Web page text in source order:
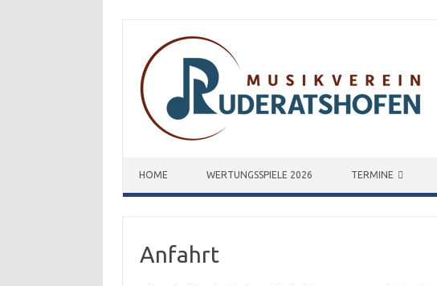
HOME WERTUNGSSPIELE 2026 TERMINE
Anfahrt